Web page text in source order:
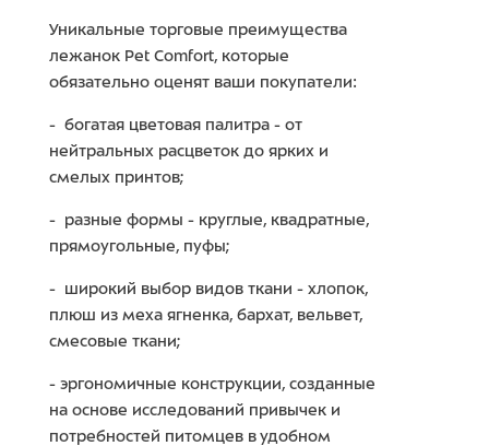
Уникальные торговые преимущества
лежанок Pet Comfort, которые
обязательно оценят ваши покупатели:
- богатая цветовая палитра - от
нейтральных расцветок до ярких и
смелых принтов;
- разные формы - круглые, квадратные,
прямоугольные, пуфы;
- широкий выбор видов ткани - хлопок,
плюш из меха ягненка, бархат, вельвет,
смесовые ткани;
- эргономичные конструкции, созданные
на основе исследований привычек и
потребностей питомцев в удобном